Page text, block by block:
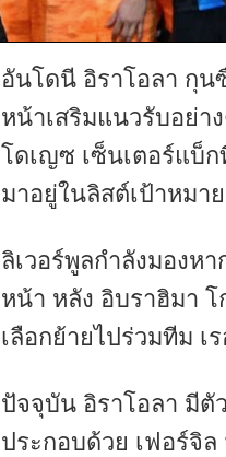
อันโดนี อิราโอลา กุน
หน้าเสริมแนวรับอย่า
โดเญซ เซ็นเตอร์แบ็
มาอยู่ในลิสต์เป้าหมา
ลิเวอร์พูลกำลังมองห
หน้า หลัง อิบราฮิมา
เลือกย้ายไปร่วมทีม
ปัจจุบัน อิราโอลา มีตั
ประกอบด้วย เฟอร์จิ